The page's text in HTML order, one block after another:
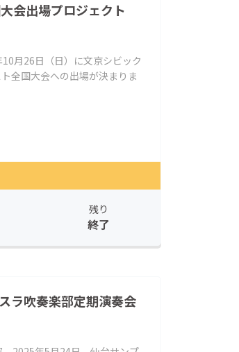
会出場プロジェクト
月26日（日）に文京シビック
全国大会への出場が決まりま
残り
終了
ラ吹奏楽部定期演奏会